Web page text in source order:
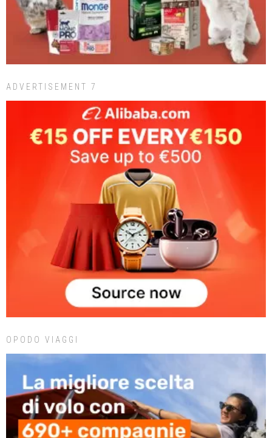
ADVERTISEMENT 7
OPODO VIAGGI